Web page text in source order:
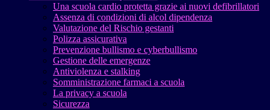
Una scuola cardio protetta grazie ai nuovi defibrillatori
Assenza di condizioni di alcol dipendenza
Valutazione del Rischio gestanti
Polizza assicurativa
Prevenzione bullismo e cyberbullismo
Gestione delle emergenze
Antiviolenza e stalking
Somministrazione farmaci a scuola
La privacy a scuola
Sicurezza